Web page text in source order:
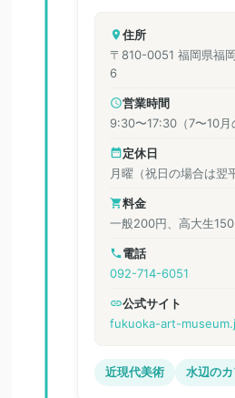
住所
〒810-0051 福岡県福
6
営業時間
9:30〜17:30（7〜10月
定休日
月曜（祝日の場合は翌
料金
一般200円、高大生
電話
092-714-6051
公式サイト
fukuoka-art-
近現代美術 水辺の